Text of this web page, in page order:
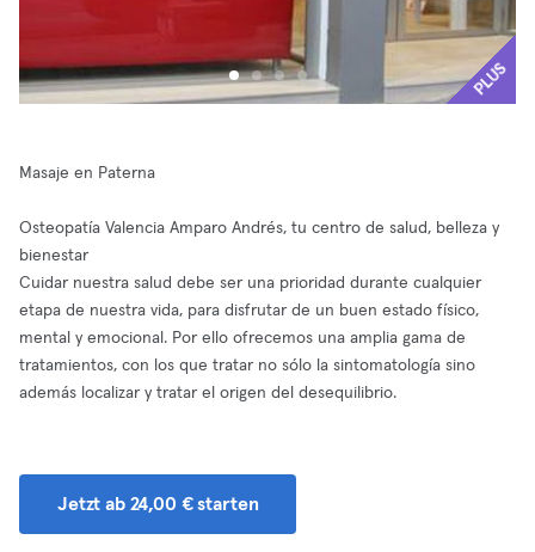
PLUS
Masaje en Paterna
Osteopatía Valencia Amparo Andrés, tu centro de salud, belleza y
bienestar
Cuidar nuestra salud debe ser una prioridad durante cualquier
etapa de nuestra vida, para disfrutar de un buen estado físico,
mental y emocional. Por ello ofrecemos una amplia gama de
tratamientos, con los que tratar no sólo la sintomatología sino
además localizar y tratar el origen del desequilibrio.
Jetzt ab 24,00 € starten